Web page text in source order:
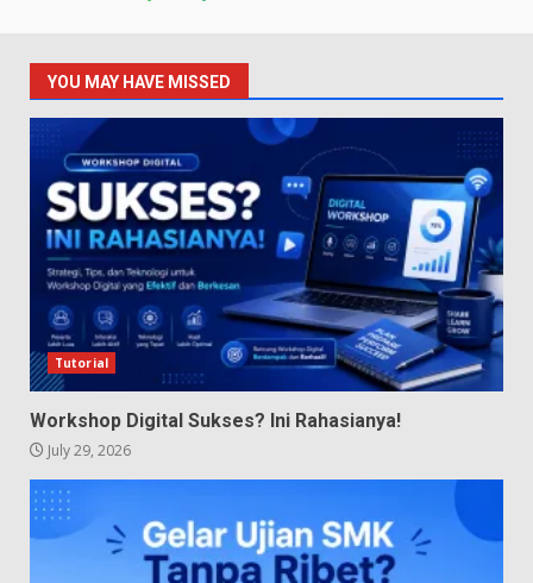
YOU MAY HAVE MISSED
Tutorial
Workshop Digital Sukses? Ini Rahasianya!
July 29, 2026